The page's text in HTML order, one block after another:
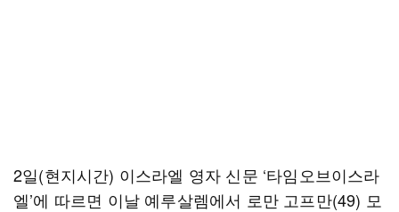
2일(현지시간) 이스라엘 영자 신문 ‘타임오브이스라
엘’에 따르면 이날 예루살렘에서 로만 고프만(49) 모